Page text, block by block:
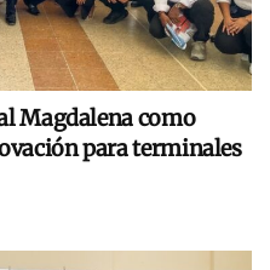
Magdalena como
para terminales